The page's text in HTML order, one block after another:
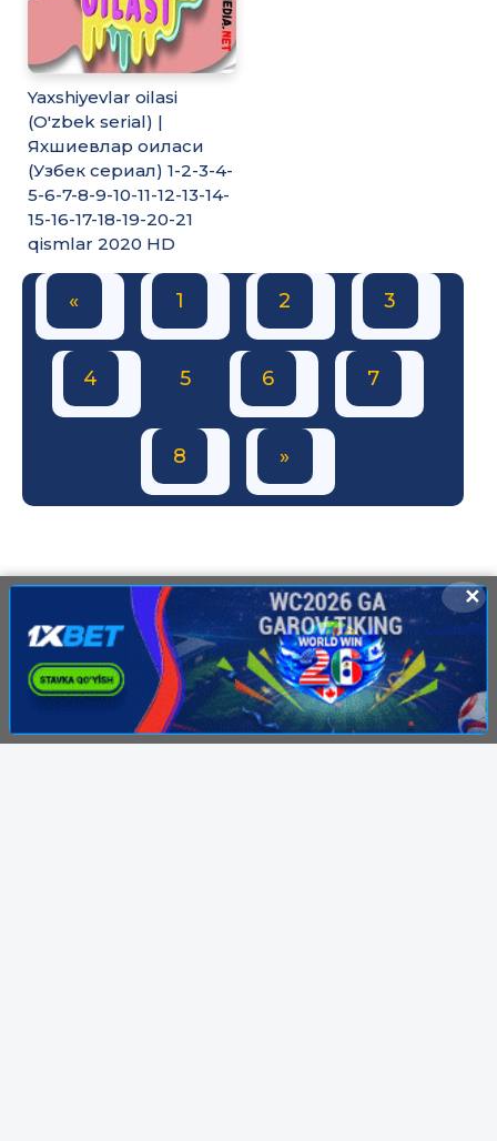
Yaxshiyevlar oilasi
(O'zbek serial) |
Яхшиевлар оиласи
(Узбек сериал) 1-2-3-4-
5-6-7-8-9-10-11-12-13-14-
15-16-17-18-19-20-21
qismlar 2020 HD
« 1 2 3
4 5 6 7
8 »
✕